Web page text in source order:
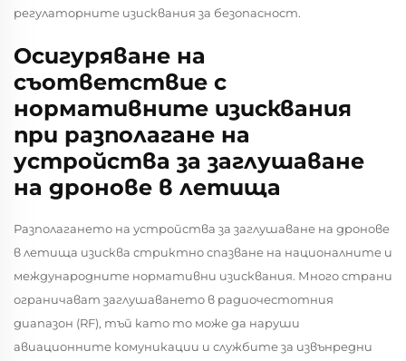
регулаторните изисквания за безопасност.
Осигуряване на
съответствие с
нормативните изисквания
при разполагане на
устройства за заглушаване
на дронове в летища
Разполагането на устройства за заглушаване на дронове
в летища изисква стриктно спазване на националните и
международните нормативни изисквания. Много страни
ограничават заглушаването в радиочестотния
диапазон (RF), тъй като то може да наруши
авиационните комуникации и службите за извънредни